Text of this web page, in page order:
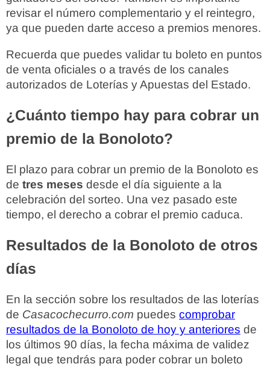
revisar el número complementario y el reintegro,
ya que pueden darte acceso a premios menores.
Recuerda que puedes validar tu boleto en puntos
de venta oficiales o a través de los canales
autorizados de Loterías y Apuestas del Estado.
¿Cuánto tiempo hay para cobrar un
premio de la Bonoloto?
El plazo para cobrar un premio de la Bonoloto es
de tres meses desde el día siguiente a la
celebración del sorteo. Una vez pasado este
tiempo, el derecho a cobrar el premio caduca.
Resultados de la Bonoloto de otros
días
En la sección sobre los resultados de las loterías
de Casacochecurro.com puedes comprobar
resultados de la Bonoloto de hoy y anteriores de
los últimos 90 días, la fecha máxima de validez
legal que tendrás para poder cobrar un boleto